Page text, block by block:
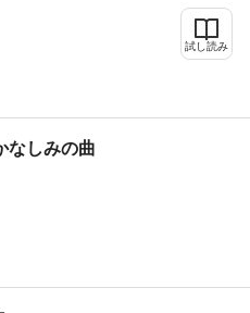
試し読み
なしみの曲